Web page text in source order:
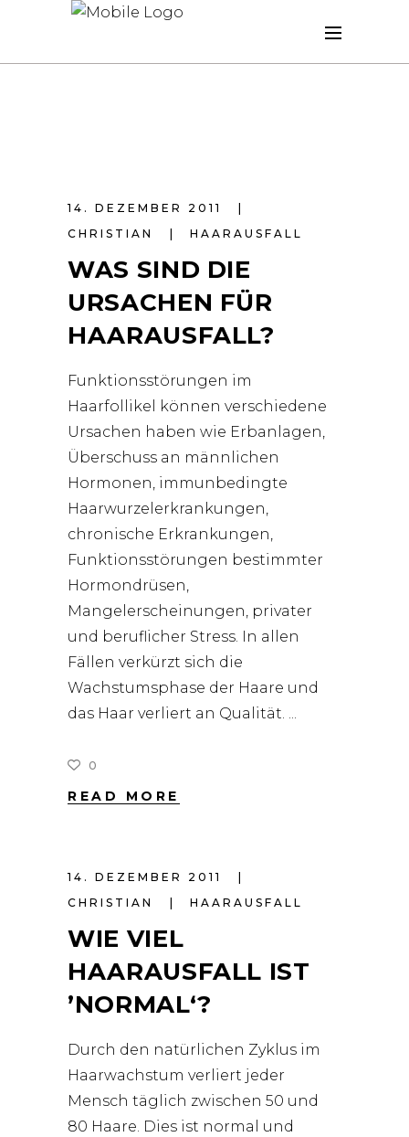
14. DEZEMBER 2011
CHRISTIAN
HAARAUSFALL
WAS SIND DIE
URSACHEN FÜR
HAARAUSFALL?
Funktionsstörungen im
Haarfollikel können verschiedene
Ursachen haben wie Erbanlagen,
Überschuss an männlichen
Hormonen, immunbedingte
Haarwurzelerkrankungen,
chronische Erkrankungen,
Funktionsstörungen bestimmter
Hormondrüsen,
Mangelerscheinungen, privater
und beruflicher Stress. In allen
Fällen verkürzt sich die
Wachstumsphase der Haare und
das Haar verliert an Qualität.
0
READ MORE
14. DEZEMBER 2011
CHRISTIAN
HAARAUSFALL
WIE VIEL
HAARAUSFALL IST
’NORMAL‘?
Durch den natürlichen Zyklus im
Haarwachstum verliert jeder
Mensch täglich zwischen 50 und
80 Haare. Dies ist normal und